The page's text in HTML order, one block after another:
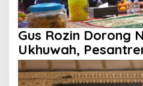
Gus Rozin Dorong
Ukhuwah,
sebagai Mitra